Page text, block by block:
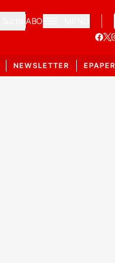
ABO
NEWSLETTER EPAPER